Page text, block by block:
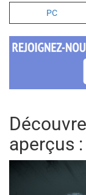
PC
aperçus :